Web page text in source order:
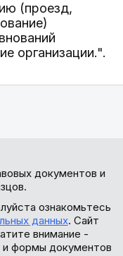
(проезд,
организации.".
документов и
ознакомьтесь
данных. Сайт
внимание -
и формы документов